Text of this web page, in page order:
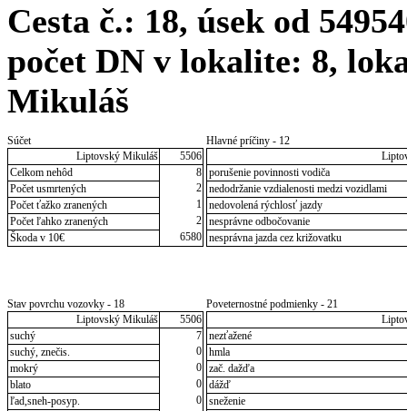
Cesta č.: 18, úsek od
počet DN v lokalite: 8,
Mikuláš
Súčet
Liptovský Mikuláš
5506
Celkom nehôd
8
Počet usmrtených
2
Počet ťažko zranených
1
Počet ľahko zranených
2
Škoda v 10€
6580
Hlavné príčiny - 12
porušenie povinnosti vodiča
nedodržanie vzdialenosti medzi vozidlami
nedovolená rýchlosť jazdy
nesprávne odbočovanie
nesprávna jazda cez križovatku
Stav povrchu vozovky - 18
Liptovský Mikuláš
5506
suchý
7
suchý, znečis.
0
mokrý
0
blato
0
ľad,sneh-posyp.
0
Poveternostné podmienky - 21
nezťažené
hmla
zač. dažďa
dážď
sneženie